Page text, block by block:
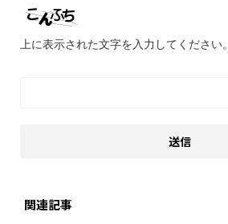
上に表示された文字を入力してください。
関連記事